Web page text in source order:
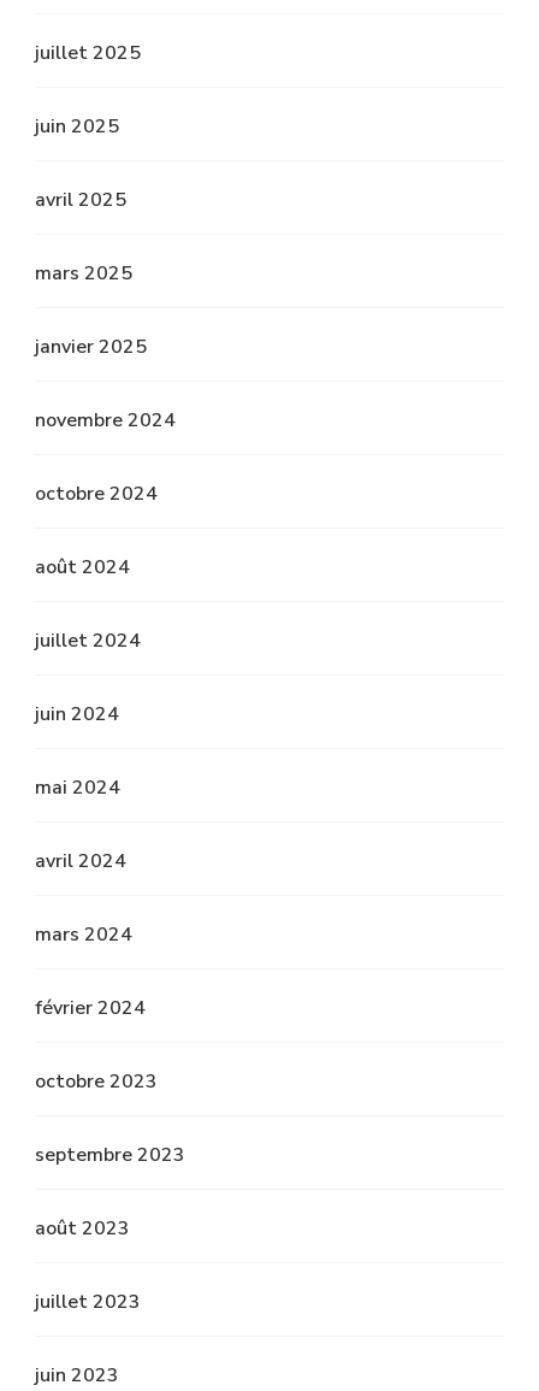
juillet 2025
juin 2025
avril 2025
mars 2025
janvier 2025
novembre 2024
octobre 2024
août 2024
juillet 2024
juin 2024
mai 2024
avril 2024
mars 2024
février 2024
octobre 2023
septembre 2023
août 2023
juillet 2023
juin 2023